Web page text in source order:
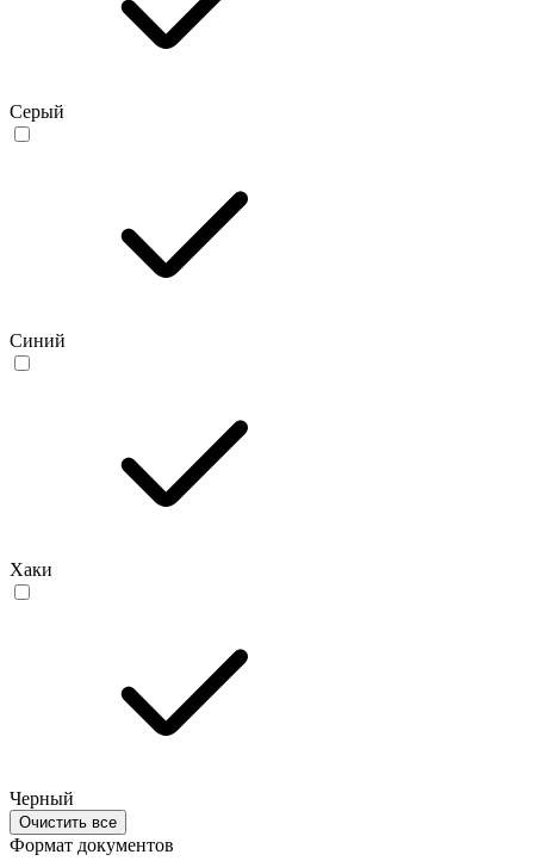
Серый
Синий
Хаки
Черный
Очистить все
Формат документов